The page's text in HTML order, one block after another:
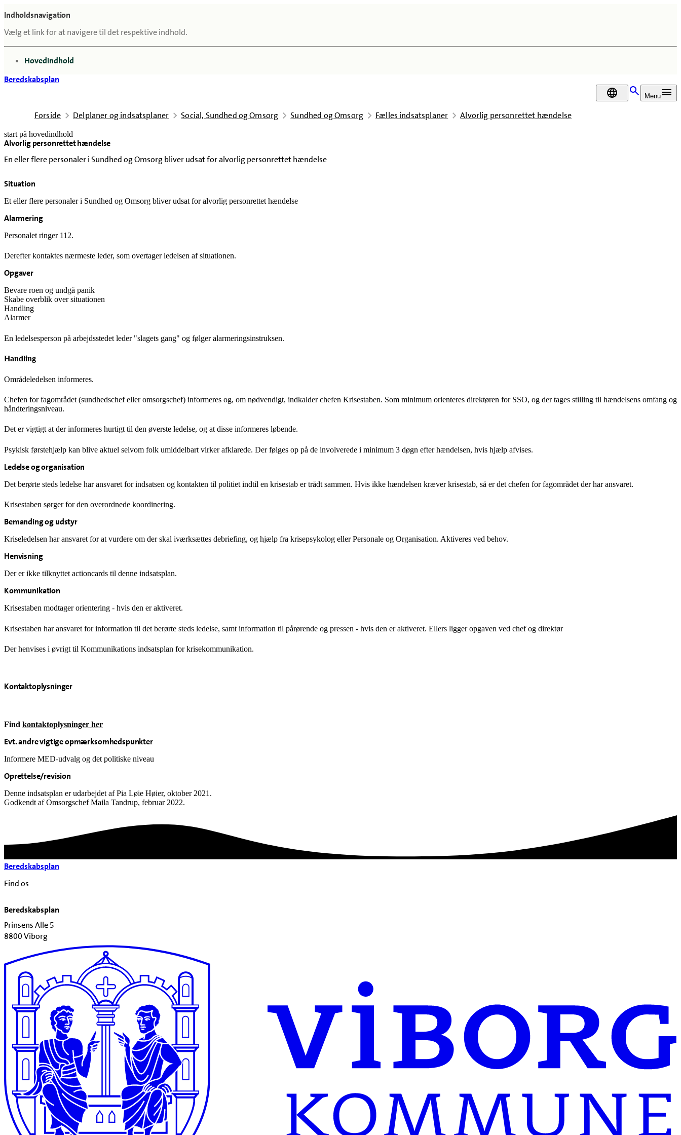
Indholdsnavigation
Vælg et link for at navigere til det respektive indhold.
gå til
Hovedindhold
Beredskabsplan
DA
Menu
Forside Delplaner og indsatsplaner Social, Sundhed og Omsorg Sundhed og Omsorg Fælles indsatsplaner Alvorlig personrettet hændelse
start på hovedindhold
Alvorlig personrettet hændelse
En eller flere personaler i Sundhed og Omsorg bliver udsat for alvorlig personrettet hændelse
senest opdateret 18. februar 2026
Situation
Et eller flere personaler i Sundhed og Omsorg bliver udsat for alvorlig personrettet hændelse
Alarmering
Personalet ringer 112.
Derefter kontaktes nærmeste leder, som overtager ledelsen af situationen.
Opgaver
Bevare roen og undgå panik
Skabe overblik over situationen
Handling
Alarmer
En ledelsesperson på arbejdsstedet leder "slagets gang" og følger alarmeringsinstruksen.
Handling
Områdeledelsen informeres.
Chefen for fagområdet (sundhedschef eller omsorgschef) informeres og, om nødvendigt, indkalder chefen Krisestaben. Som minimum orienteres direktøren for SSO, og der tages stilling til hændelsens omfang og
håndteringsniveau.
Det er vigtigt at der informeres hurtigt til den øverste ledelse, og at disse informeres løbende.
Psykisk førstehjælp kan blive aktuel selvom folk umiddelbart virker afklarede. Der følges op på de involverede i minimum 3 døgn efter hændelsen, hvis hjælp afvises.
Ledelse og organisation
Det berørte steds ledelse har ansvaret for indsatsen og kontakten til politiet indtil en krisestab er trådt sammen. Hvis ikke hændelsen kræver krisestab, så er det chefen for fagområdet der har ansvaret.
Krisestaben sørger for den overordnede koordinering.
Bemanding og udstyr
Kriseledelsen har ansvaret for at vurdere om der skal iværksættes debriefing, og hjælp fra krisepsykolog eller Personale og Organisation. Aktiveres ved behov.
Henvisning
Der er ikke tilknyttet actioncards til denne indsatsplan.
Kommunikation
Krisestaben modtager orientering - hvis den er aktiveret.
Krisestaben har ansvaret for information til det berørte steds ledelse, samt information til pårørende og pressen - hvis den er aktiveret. Ellers ligger opgaven ved chef og direktør
Der henvises i øvrigt til Kommunikations indsatsplan for krisekommunikation.
Kontaktoplysninger
Find kontaktoplysninger her
Evt. andre vigtige opmærksomhedspunkter
Informere MED-udvalg og det politiske niveau
Oprettelse/revision
Denne indsatsplan er udarbejdet af Pia Løie Høier, oktober 2021.
Godkendt af Omsorgschef Maila Tandrup, februar 2022.
Beredskabsplan
Find os
Beredskabsplan
Prinsens Alle 5
8800 Viborg